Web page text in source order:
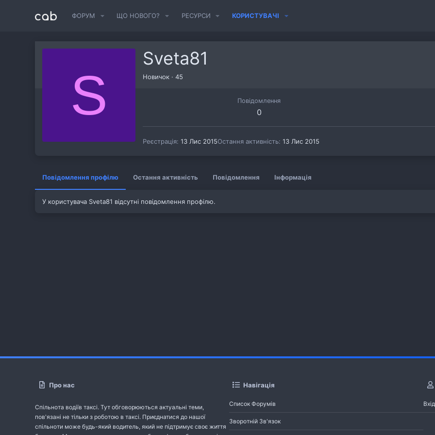
ФОРУМ ЩО НОВОГО? РЕСУРСИ КОРИСТУВАЧІ
S
Sveta81
Новичок · 45
Повідомлення
0
Реєстрація 13 Лис 2015Остання активність 13 Лис 2015
Повідомлення профілю Остання активність Повідомлення Інформація
У користувача Sveta81 відсутні повідомлення профілю.
Про нас
Спільнота водіїв таксі. Тут обговорюються актуальні теми,
пов'язані не тільки з роботою в таксі. Приєднатися до нашої
спільноти може будь-який водитель, який не підтримує своє життя
Навігація
Список Форумів
Зворотній Зв'язок
Вхід